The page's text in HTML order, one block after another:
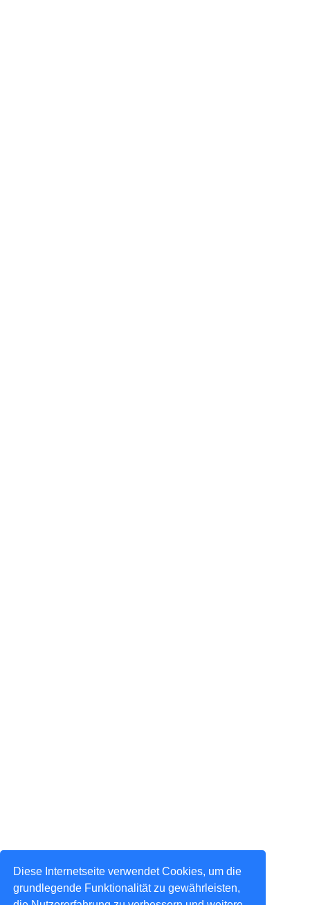
Diese Internetseite verwendet Cookies, um die
grundlegende Funktionalität zu gewährleisten,